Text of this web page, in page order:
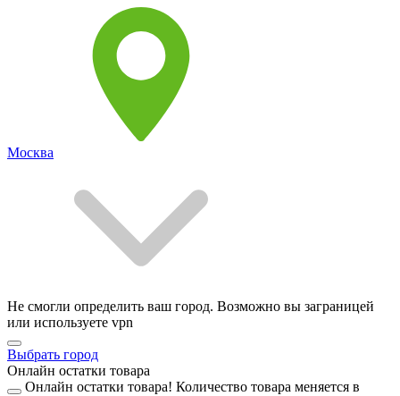
Москва
Не смогли определить ваш город. Возможно вы заграницей
или используете vpn
Выбрать город
Онлайн остатки товара
Онлайн остатки товара! Количество товара меняется в